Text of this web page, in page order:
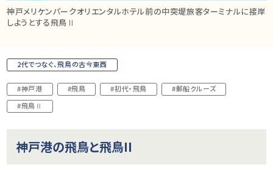
神戸メリケンパークオリエンタルホテル前の中突堤旅客ターミナルに接岸
しようとする飛鳥Ⅱ
2代でつなぐ、飛鳥の古今東西
#神戸港 #飛鳥 #初代・飛鳥
#郵船クルーズ
#飛鳥Ⅱ
神戸港の飛鳥と飛鳥II